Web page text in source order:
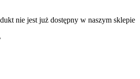
nie jest już dostępny w naszym sklepie